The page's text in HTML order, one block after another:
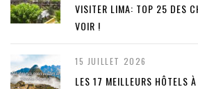
VISITER LIMA: TOP 25 DES
VOIR !
15 JUILLET 2026
LES 17 MEILLEURS HÔTELS